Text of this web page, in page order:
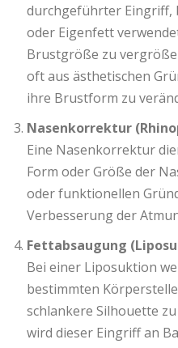
durchgeführter Eingriff,
oder Eigenfett
Brustgröße zu
oft aus ästhetischen
ihre Brustform zu
Nasenkorrektur
Eine Nasenkorrektur
Form oder Größe der
oder funktionellen
Verbesserung der
Fettabsaugung
Bei einer Liposuktion
bestimmten
schlankere Silhouette
wird dieser Eingriff an